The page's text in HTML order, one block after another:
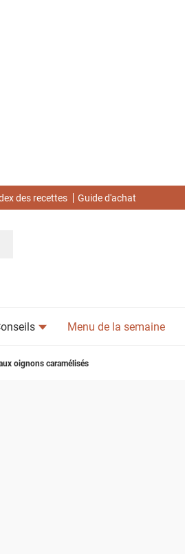
des recettes Guide d'achat
Menu de la semaine
oignons caramélisés